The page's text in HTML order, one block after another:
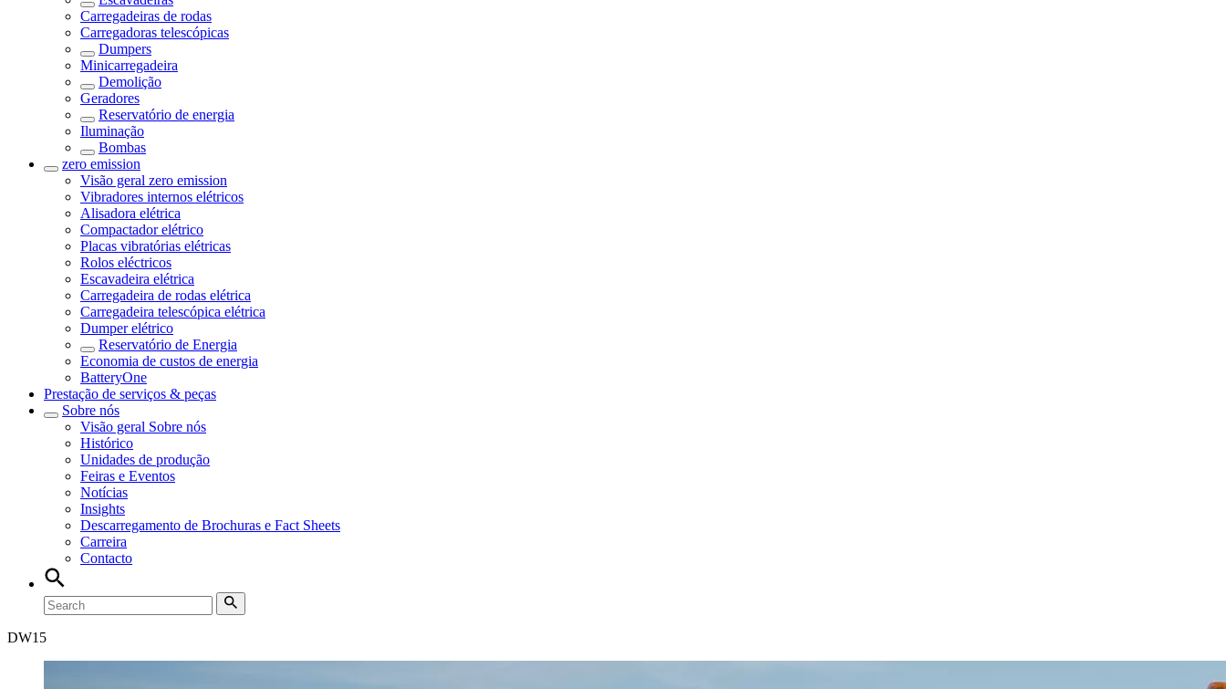
Carregadeiras de rodas
Carregadoras telescópicas
Dumpers
Minicarregadeira
Demolição
Geradores
Reservatório de energia
Iluminação
Bombas
zero emission
Visão geral zero emission
Vibradores internos elétricos
Alisadora elétrica
Compactador elétrico
Placas vibratórias elétricas
Rolos eléctricos
Escavadeira elétrica
Carregadeira de rodas elétrica
Carregadeira telescópica elétrica
Dumper elétrico
Reservatório de Energia
Economia de custos de energia
BatteryOne
Prestação de serviços & peças
Sobre nós
Visão geral Sobre nós
Histórico
Unidades de produção
Feiras e Eventos
Notícias
Insights
Descarregamento de Brochuras e Fact Sheets
Carreira
Contacto
DW15